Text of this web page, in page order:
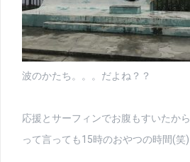
波のかたち。。。だよね？？
応援とサーフィンでお腹もすいたから
って言っても15時のおやつの時間(笑)